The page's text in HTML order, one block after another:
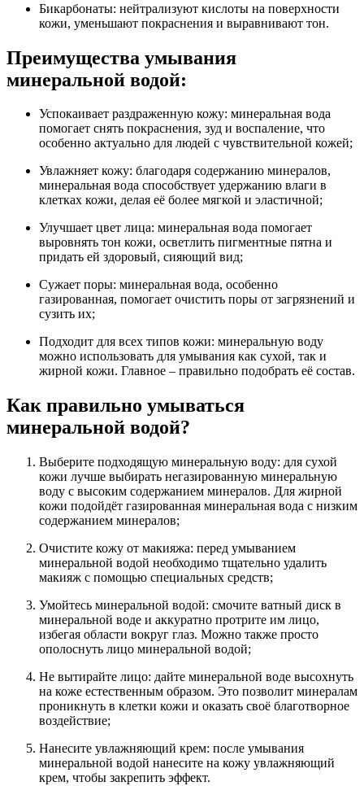
Бикарбонаты: нейтрализуют кислоты на поверхности
кожи, уменьшают покраснения и выравнивают тон.
Преимущества умывания
минеральной водой:
Успокаивает раздраженную кожу: минеральная вода
помогает снять покраснения, зуд и воспаление, что
особенно актуально для людей с чувствительной кожей;
Увлажняет кожу: благодаря содержанию минералов,
минеральная вода способствует удержанию влаги в
клетках кожи, делая её более мягкой и эластичной;
Улучшает цвет лица: минеральная вода помогает
выровнять тон кожи, осветлить пигментные пятна и
придать ей здоровый, сияющий вид;
Сужает поры: минеральная вода, особенно
газированная, помогает очистить поры от загрязнений и
сузить их;
Подходит для всех типов кожи: минеральную воду
можно использовать для умывания как сухой, так и
жирной кожи. Главное – правильно подобрать её состав.
Как правильно умываться
минеральной водой?
Выберите подходящую минеральную воду: для сухой
кожи лучше выбирать негазированную минеральную
воду с высоким содержанием минералов. Для жирной
кожи подойдёт газированная минеральная вода с низким
содержанием минералов;
Очистите кожу от макияжа: перед умыванием
минеральной водой необходимо тщательно удалить
макияж с помощью специальных средств;
Умойтесь минеральной водой: смочите ватный диск в
минеральной воде и аккуратно протрите им лицо,
избегая области вокруг глаз. Можно также просто
ополоснуть лицо минеральной водой;
Не вытирайте лицо: дайте минеральной воде высохнуть
на коже естественным образом. Это позволит минералам
проникнуть в клетки кожи и оказать своё благотворное
воздействие;
Нанесите увлажняющий крем: после умывания
минеральной водой нанесите на кожу увлажняющий
крем, чтобы закрепить эффект.